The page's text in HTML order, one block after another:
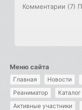
Комментарии (7)
Меню сайта
Главная Новости
Реаниматор
Активные участники